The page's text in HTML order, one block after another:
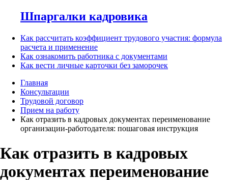
Шпаргалки кадровика
Как рассчитать коэффициент трудового участия: формула
расчета и применение
Как ознакомить работника с документами
Как вести личные карточки без заморочек
Главная
Консультации
Трудовой договор
Прием на работу
Как отразить в кадровых документах переименование
организации-работодателя: пошаговая инструкция
Как отразить в кадровых
документах переименование